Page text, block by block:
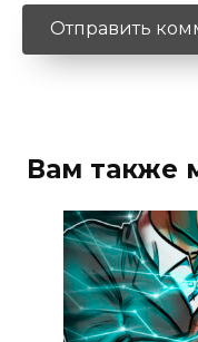
Вам также